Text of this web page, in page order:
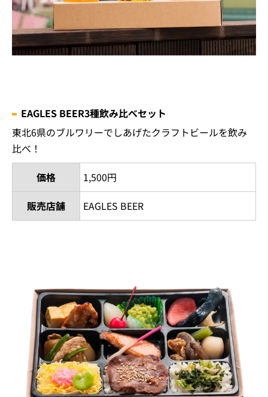
EAGLES BEER3種飲み比べセット
東北6県のブルワリーでしあげたクラフトビールを飲み
比べ！
価格
1,500円
販売店舗
EAGLES BEER